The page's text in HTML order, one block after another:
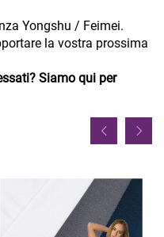
Yongshu / Feimei.
la vostra prossima
Siamo qui per